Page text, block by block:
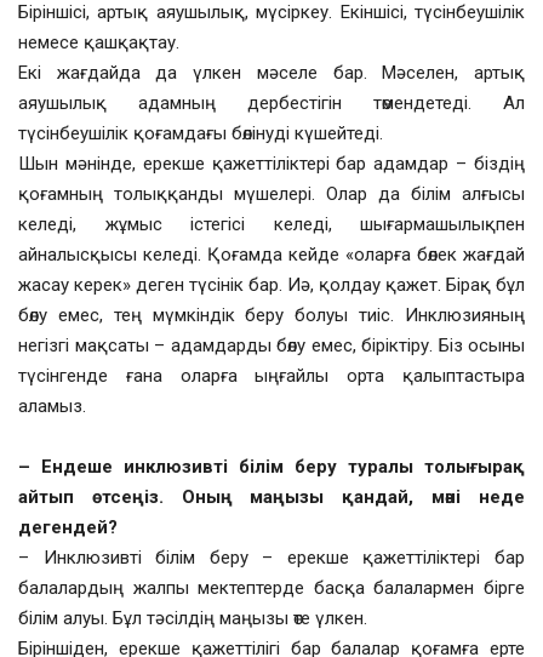
Біріншісі, артық аяушылық, мүсіркеу. Екіншісі, түсінбеушілік
немесе қашқақтау.
Екі жағдайда да үлкен мәселе бар. Мәселен, артық
аяушылық адамның дербестігін төмендетеді. Ал
түсінбеушілік қоғамдағы бөлінуді күшейтеді.
Шын мәнінде, ерекше қажеттіліктері бар адамдар – біздің
қоғамның толыққанды мүшелері. Олар да білім алғысы
келеді, жұмыс істегісі келеді, шығармашылықпен
айналысқысы келеді. Қоғамда кейде «оларға бөлек жағдай
жасау керек» деген түсінік бар. Иә, қолдау қажет. Бірақ бұл
бөлу емес, тең мүмкіндік беру болуы тиіс. Инклюзияның
негізгі мақсаты – адамдарды бөлу емес, біріктіру. Біз осыны
түсінгенде ғана оларға ыңғайлы орта қалыптастыра
аламыз.
– Ендеше инклюзивті білім беру туралы толығырақ
айтып өтсеңіз. Оның маңызы қандай, мәні неде
дегендей?
– Инклюзивті білім беру – ерекше қажеттіліктері бар
балалардың жалпы мектептерде басқа балалармен бірге
білім алуы. Бұл тәсілдің маңызы өте үлкен.
Біріншіден, ерекше қажеттілігі бар балалар қоғамға ерте